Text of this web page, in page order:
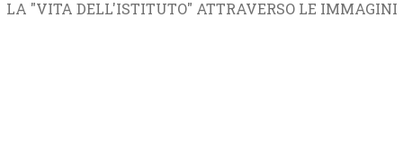
LA "VITA DELL'ISTITUTO" ATTRAVERSO LE IMMAGINI